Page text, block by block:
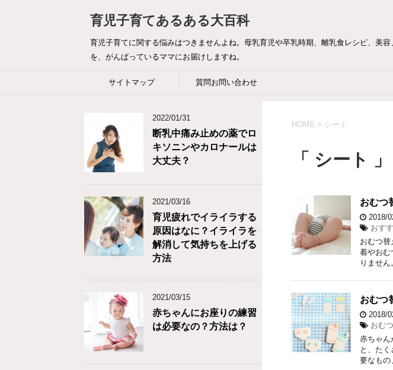
育児子育てあるある大百科
育児子育てに関する悩みはつきませんよね。母乳育児や卒乳時期、離乳食レシピ、美
を、がんばっているママにお届けしますね。
サイトマップ 質問お問い合わせ
HOME > シート
「 シート
おむつ
2018/
おす
おむつ
着やおむ
りませ
おむつ
2018/
おむつ
赤ちゃん
と、た
要なも
2022/01/31
断乳中痛み止めの薬でロ
キソニンやカロナールは
大丈夫？
2021/03/16
育児疲れでイライラする
原因はなに？イライラを
解消して気持ちを上げる
方法
2021/03/15
赤ちゃんにお座りの練習
は必要なの？方法は？